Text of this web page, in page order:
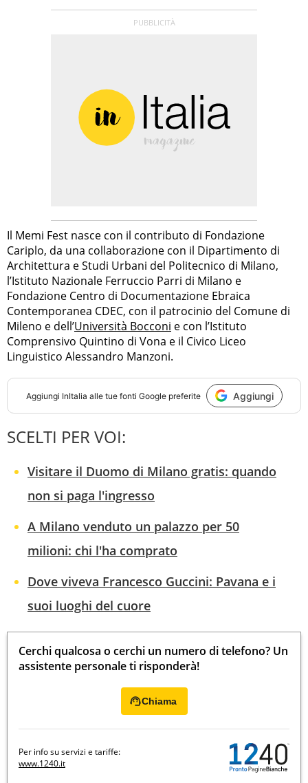
Il Memi Fest nasce con il contributo di Fondazione
Cariplo, da una collaborazione con il Dipartimento di
Architettura e Studi Urbani del Politecnico di Milano,
l’Istituto Nazionale Ferruccio Parri di Milano e
Fondazione Centro di Documentazione Ebraica
Contemporanea CDEC, con il patrocinio del Comune di
Mileno e dell’Università Bocconi e con l’Istituto
Comprensivo Quintino di Vona e il Civico Liceo
Linguistico Alessandro Manzoni.
Aggiungi InItalia alle tue fonti Google preferite Aggiungi
SCELTI PER VOI:
Visitare il Duomo di Milano gratis: quando
non si paga l'ingresso
A Milano venduto un palazzo per 50
milioni: chi l'ha comprato
Dove viveva Francesco Guccini: Pavana e i
suoi luoghi del cuore
Cerchi qualcosa o cerchi un numero di telefono? Un
assistente personale ti risponderà!
Chiama
Per info su servizi e tariffe:
www.1240.it